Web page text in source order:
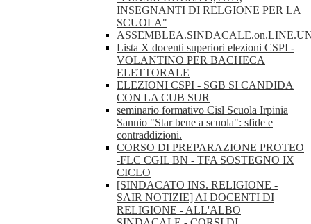
INSEGNANTI DI RELGIONE PER LA
SCUOLA"
Lista X docenti superiori elezioni CSPI -
VOLANTINO PER BACHECA
ELETTORALE
ELEZIONI CSPI - SGB SI CANDIDA
CON LA CUB SUR
seminario formativo Cisl Scuola Irpinia
Sannio "Star bene a scuola": sfide e
contraddizioni.
CORSO DI PREPARAZIONE PROTEO
-FLC CGIL BN - TFA SOSTEGNO IX
CICLO
[SINDACATO INS. RELIGIONE -
SAIR NOTIZIE] AI DOCENTI DI
RELIGIONE - ALL'ALBO